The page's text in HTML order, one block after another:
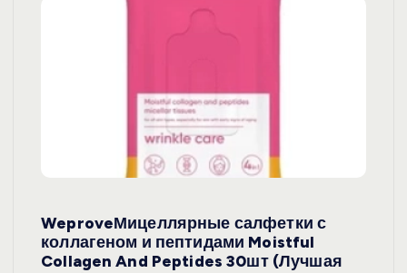
WeproveМицеллярные салфетки с
коллагеном и пептидами Moistful
Collagen And Peptides 30шт (Лучшая